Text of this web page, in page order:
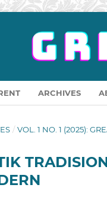
ARCHIVES
/ VOL. 1 NO. 1 (2025):